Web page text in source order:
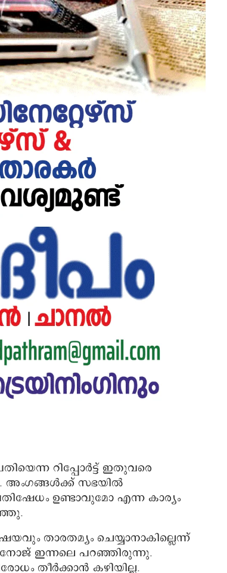
റിപ്പോർട്ട് ഇതുവരെ
അംഗങ്ങൾക്ക് സഭയിൽ
ഉണ്ടാവുമോ എന്ന കാര്യം
താരതമ്യം ചെയ്യാനാകില്ലെന്ന്
ഇന്നലെ പറഞ്ഞിരുന്നു.
തീർക്കാൻ കഴിയില്ല.